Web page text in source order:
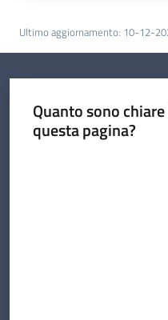
Ultimo aggiornamento: 10-12-
Quanto sono
questa pagina?